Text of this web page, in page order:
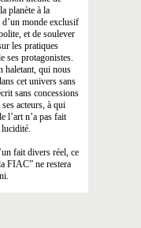
planète à la
monde exclusif
et de soulever
les pratiques
ses protagonistes.
haletant, qui nous
cet univers sans
sans concessions
acteurs, à qui
l’art n’a pas fait
fait divers réel, ce
FIAC” ne restera